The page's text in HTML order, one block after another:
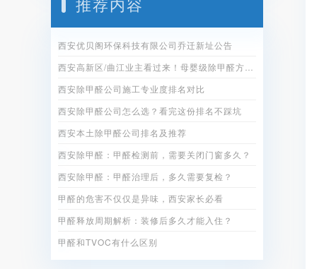
西安优贝阁环保科技有限公司乔迁新址公告
西安除甲醛公司施工专业度排名对比
西安除甲醛公司怎么选？看完这份排名不踩坑
西安本土除甲醛公司排名及推荐
西安除甲醛：甲醛检测前，需要关闭门窗多久？
西安除甲醛：甲醛治理后，多久需要复检？
甲醛的危害不仅仅是异味，西安家长必看
甲醛释放周期解析：装修后多久才能入住？
甲醛和TVOC有什么区别